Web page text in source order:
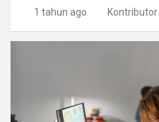
1 tahun ago